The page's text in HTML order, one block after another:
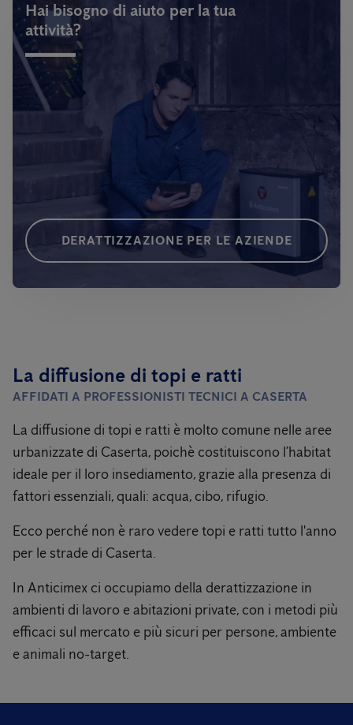
Hai bisogno di aiuto per la tua
attività?
DERATTIZZAZIONE PER LE AZIENDE
La diffusione di topi e ratti
AFFIDATI A PROFESSIONISTI TECNICI A CASERTA
La diffusione di topi e ratti è molto comune nelle aree
urbanizzate di Caserta, poichè costituiscono l’habitat
ideale per il loro insediamento, grazie alla presenza di
fattori essenziali, quali: acqua, cibo, rifugio.
Ecco perché non è raro vedere topi e ratti tutto l'anno
per le strade di Caserta.
In Anticimex ci occupiamo della derattizzazione in
ambienti di lavoro e abitazioni private, con i metodi più
efficaci sul mercato e più sicuri per persone, ambiente
e animali no-target.